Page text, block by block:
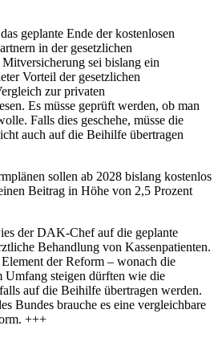
geplante Ende der kostenlosen
in der gesetzlichen
sei bislang ein
Vorteil der gesetzlichen
zur privaten
Es müsse geprüft werden, ob man
Falls dies geschehe, müsse die
auch auf die Beihilfe übertragen
sollen ab 2028 bislang kostenlos
Beitrag in Höhe von 2,5 Prozent
der DAK-Chef auf die geplante
Behandlung von Kassenpatienten.
der Reform – wonach die
Umfang steigen dürften wie die
auf die Beihilfe übertragen werden.
Bundes brauche es eine vergleichbare
+++